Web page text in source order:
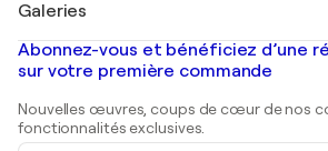
Banksy
Mr. Brainwash
Shepard Fairey
Tableaux abstraits à vendre
Peintures de paysage
Estampes
Peintures acryliques
Galeries
Galeries d'art en France
Galeries d'art en Belgique
Abonnez-vous et bénéficiez d’une
sur votre première commande
Nouvelles œuvres, coups de cœur de nos
fonctionnalités exclusives.